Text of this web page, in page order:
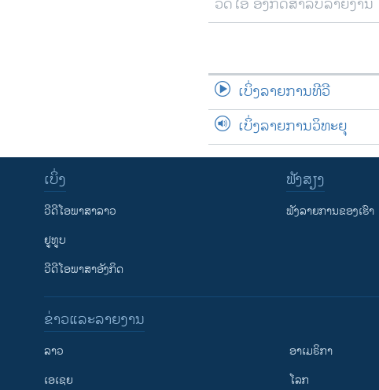
ເບິ່ງລາຍການທີວີ
ເບິ່ງລາຍການວິທະຍຸ
ເບິ່ງ
ວີດີໂອພາສາລາວ
ຢູທູບ
ວີດີໂອພາສາອັງກິດ
ຟັງສຽງ
ຟັງລາຍການຂອງເຮົາ
ຂ່າວແລະລາຍງານ
ລາວ
ເອເຊຍ
ອາເມຣິກາ
ໂລກ